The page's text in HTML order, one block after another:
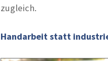
zugleich.
Handarbeit statt